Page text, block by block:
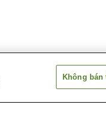
Không bán